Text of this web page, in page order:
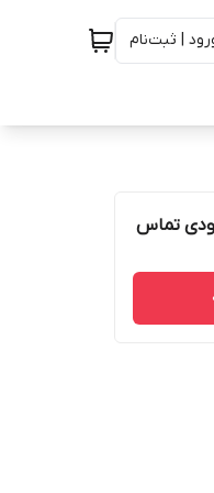
| ثبت‌نام
تماس